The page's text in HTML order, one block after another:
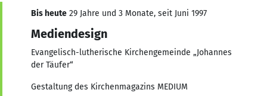
Bis heute 29 Jahre und 3 Monate, seit Juni 1997
Mediendesign
Evangelisch-lutherische Kirchengemeinde „Johannes
der Täufer“
Gestaltung des Kirchenmagazins MEDIUM